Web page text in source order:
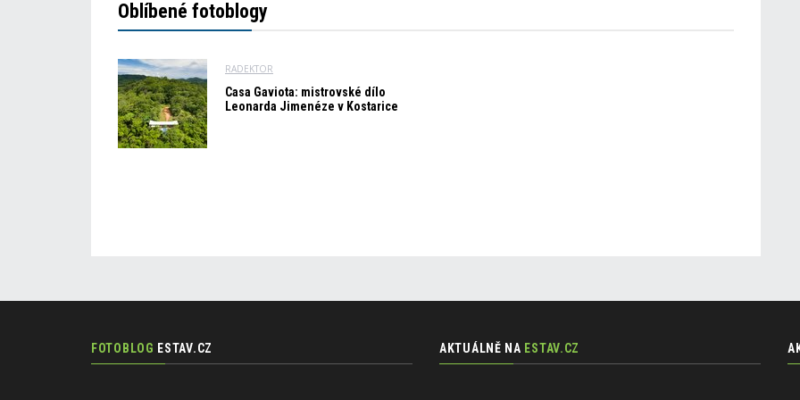
Oblíbené fotoblogy
RADEKTOR
Casa Gaviota: mistrovské dílo
Leonarda Jimenéze v Kostarice
FOTOBLOG ESTAV.CZ AKTUÁLNĚ NA ESTAV.CZ